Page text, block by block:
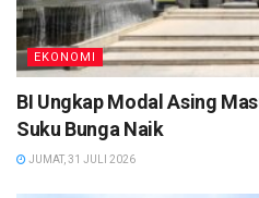
EKONOMI
BI Ungkap Modal Asing
Suku Bunga Naik
JUMAT, 31 JULI 2026